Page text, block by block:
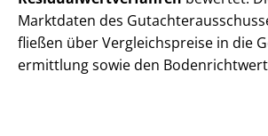
Marktdaten des
fließen über Ver­gleichs­prei­se in die
ermitt­lung sowie den